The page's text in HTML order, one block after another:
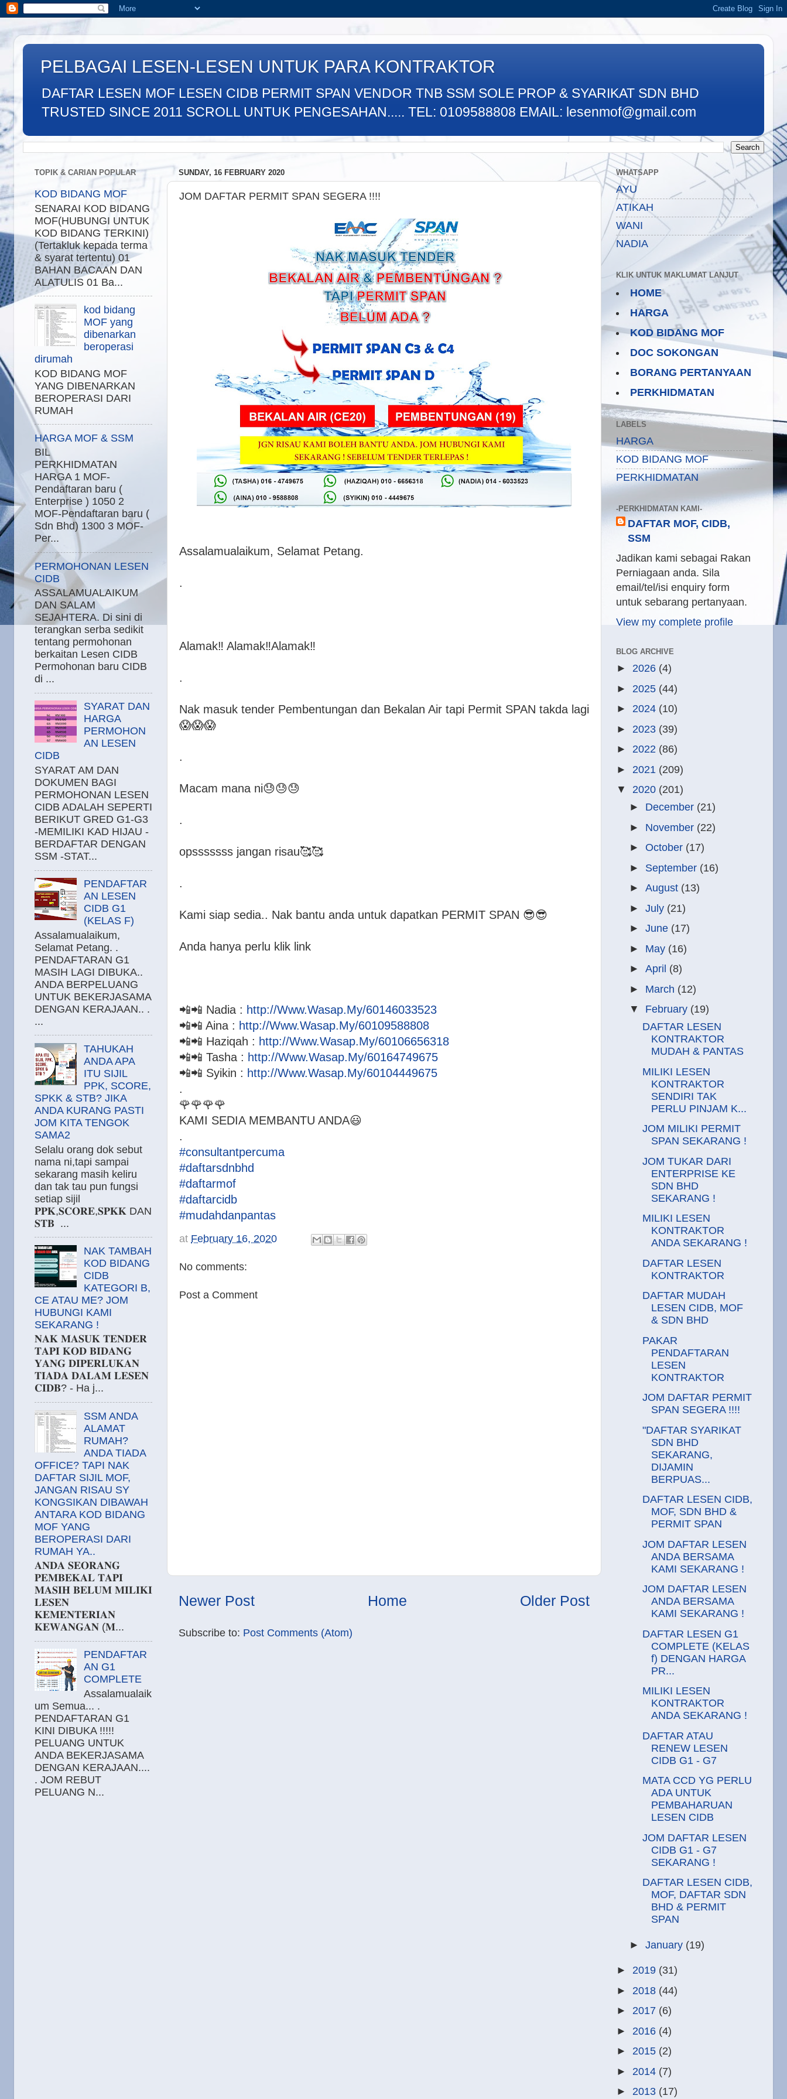
PELBAGAI LESEN-LESEN UNTUK PARA KONTRAKTOR
DAFTAR LESEN MOF LESEN CIDB PERMIT SPAN VENDOR TNB SSM SOLE PROP & SYARIKAT SDN BHD
TRUSTED SINCE 2011 SCROLL UNTUK PENGESAHAN..... TEL: 0109588808 EMAIL: lesenmof@gmail.com
SUNDAY, 16 FEBRUARY 2020
JOM DAFTAR PERMIT SPAN SEGERA !!!!
Assalamualaikum, Selamat Petang.
.
Alamak‼️ Alamak‼️Alamak‼️
.
Nak masuk tender Pembentungan dan Bekalan Air tapi Permit SPAN takda lagi
😱😱😱
.
Macam mana ni😓😓😓
.
opsssssss jangan risau🥰🥰
.
Kami siap sedia.. Nak bantu anda untuk dapatkan PERMIT SPAN 😎😎
Anda hanya perlu klik link
📲📲 Nadia : http://Www.Wasap.My/60146033523
📲📲 Aina : http://Www.Wasap.My/60109588808
📲📲 Haziqah : http://Www.Wasap.My/60106656318
📲📲 Tasha : http://Www.Wasap.My/60164749675
📲📲 Syikin : http://Www.Wasap.My/60104449675
.
🌹🌹🌹🌹
KAMI SEDIA MEMBANTU ANDA😃
.
#consultantpercuma
#daftarsdnbhd
#daftarmof
#daftarcidb
#mudahdanpantas
at February 16, 2020
No comments:
Post a Comment
Newer Post Older Post
Home
Subscribe to: Post Comments (Atom)
TOPIK & CARIAN POPULAR
KOD BIDANG MOF
SENARAI KOD BIDANG
MOF(HUBUNGI UNTUK
KOD BIDANG TERKINI)
(Tertakluk kepada terma
& syarat tertentu) 01
BAHAN BACAAN DAN
ALATULIS 01 Ba...
kod bidang
MOF yang
dibenarkan
beroperasi
dirumah
KOD BIDANG MOF
YANG DIBENARKAN
BEROPERASI DARI
RUMAH
HARGA MOF & SSM
BIL
PERKHIDMATAN
HARGA 1 MOF-
Pendaftaran baru (
Enterprise ) 1050 2
MOF-Pendaftaran baru (
Sdn Bhd) 1300 3 MOF-
Per...
PERMOHONAN LESEN
CIDB
ASSALAMUALAIKUM
DAN SALAM
SEJAHTERA. Di sini di
terangkan serba sedikit
tentang permohonan
berkaitan Lesen CIDB
Permohonan baru CIDB
di ...
SYARAT DAN
HARGA
PERMOHON
AN LESEN
CIDB
SYARAT AM DAN
DOKUMEN BAGI
PERMOHONAN LESEN
CIDB ADALAH SEPERTI
BERIKUT GRED G1-G3
-MEMILIKI KAD HIJAU -
BERDAFTAR DENGAN
SSM -STAT...
PENDAFTAR
AN LESEN
CIDB G1
(KELAS F)
Assalamualaikum,
Selamat Petang. .
PENDAFTARAN G1
MASIH LAGI DIBUKA..
ANDA BERPELUANG
UNTUK BEKERJASAMA
DENGAN KERAJAAN.. .
...
TAHUKAH
ANDA APA
ITU SIJIL
PPK, SCORE,
SPKK & STB? JIKA
ANDA KURANG PASTI
JOM KITA TENGOK
SAMA2
Selalu orang dok sebut
nama ni,tapi sampai
sekarang masih keliru
dan tak tau pun fungsi
setiap sijil
𝐏𝐏𝐊,𝐒𝐂𝐎𝐑𝐄,𝐒𝐏𝐊𝐊 DAN
𝐒𝐓𝐁 ...
NAK TAMBAH
KOD BIDANG
CIDB
KATEGORI B,
CE ATAU ME? JOM
HUBUNGI KAMI
SEKARANG !
𝐍𝐀𝐊 𝐌𝐀𝐒𝐔𝐊 𝐓𝐄𝐍𝐃𝐄𝐑
𝐓𝐀𝐏𝐈 𝐊𝐎𝐃 𝐁𝐈𝐃𝐀𝐍𝐆
𝐘𝐀𝐍𝐆 𝐃𝐈𝐏𝐄𝐑𝐋𝐔𝐊𝐀𝐍
𝐓𝐈𝐀𝐃𝐀 𝐃𝐀𝐋𝐀𝐌 𝐋𝐄𝐒𝐄𝐍
𝐂𝐈𝐃𝐁? - Ha j...
SSM ANDA
ALAMAT
RUMAH?
ANDA TIADA
OFFICE? TAPI NAK
DAFTAR SIJIL MOF,
JANGAN RISAU SY
KONGSIKAN DIBAWAH
ANTARA KOD BIDANG
MOF YANG
BEROPERASI DARI
RUMAH YA..
𝐀𝐍𝐃𝐀 𝐒𝐄𝐎𝐑𝐀𝐍𝐆
𝐏𝐄𝐌𝐁𝐄𝐊𝐀𝐋 𝐓𝐀𝐏𝐈
𝐌𝐀𝐒𝐈𝐇 𝐁𝐄𝐋𝐔𝐌 𝐌𝐈𝐋𝐈𝐊𝐈
𝐋𝐄𝐒𝐄𝐍
𝐊𝐄𝐌𝐄𝐍𝐓𝐄𝐑𝐈𝐀𝐍
𝐊𝐄𝐖𝐀𝐍𝐆𝐀𝐍 (𝐌...
PENDAFTAR
AN G1
COMPLETE
Assalamualaik
um Semua... .
PENDAFTARAN G1
KINI DIBUKA !!!!!
PELUANG UNTUK
ANDA BEKERJASAMA
DENGAN KERAJAAN....
. JOM REBUT
PELUANG N...
WHATSAPP
AYU
ATIKAH
WANI
NADIA
KLIK UNTUK MAKLUMAT LANJUT
HOME
HARGA
KOD BIDANG MOF
DOC SOKONGAN
BORANG PERTANYAAN
PERKHIDMATAN
LABELS
HARGA
KOD BIDANG MOF
PERKHIDMATAN
-PERKHIDMATAN KAMI-
DAFTAR MOF, CIDB,
SSM
Jadikan kami sebagai Rakan
Perniagaan anda. Sila
email/tel/isi enquiry form
untuk sebarang pertanyaan.
View my complete profile
BLOG ARCHIVE
► 2026 (4)
► 2025 (44)
► 2024 (10)
► 2023 (39)
► 2022 (86)
► 2021 (209)
▼ 2020 (201)
► December (21)
► November (22)
► October (17)
► September (16)
► August (13)
► July (21)
► June (17)
► May (16)
► April (8)
► March (12)
▼ February (19)
DAFTAR LESEN
KONTRAKTOR
MUDAH & PANTAS
MILIKI LESEN
KONTRAKTOR
SENDIRI TAK
PERLU PINJAM K...
JOM MILIKI PERMIT
SPAN SEKARANG !
JOM TUKAR DARI
ENTERPRISE KE
SDN BHD
SEKARANG !
MILIKI LESEN
KONTRAKTOR
ANDA SEKARANG !
DAFTAR LESEN
KONTRAKTOR
DAFTAR MUDAH
LESEN CIDB, MOF
& SDN BHD
PAKAR
PENDAFTARAN
LESEN
KONTRAKTOR
JOM DAFTAR PERMIT
SPAN SEGERA !!!!
"DAFTAR SYARIKAT
SDN BHD
SEKARANG,
DIJAMIN
BERPUAS...
DAFTAR LESEN CIDB,
MOF, SDN BHD &
PERMIT SPAN
JOM DAFTAR LESEN
ANDA BERSAMA
KAMI SEKARANG !
JOM DAFTAR LESEN
ANDA BERSAMA
KAMI SEKARANG !
DAFTAR LESEN G1
COMPLETE (KELAS
f) DENGAN HARGA
PR...
MILIKI LESEN
KONTRAKTOR
ANDA SEKARANG !
DAFTAR ATAU
RENEW LESEN
CIDB G1 - G7
MATA CCD YG PERLU
ADA UNTUK
PEMBAHARUAN
LESEN CIDB
JOM DAFTAR LESEN
CIDB G1 - G7
SEKARANG !
DAFTAR LESEN CIDB,
MOF, DAFTAR SDN
BHD & PERMIT
SPAN
► January (19)
► 2019 (31)
► 2018 (44)
► 2017 (6)
► 2016 (4)
► 2015 (2)
► 2014 (7)
► 2013 (17)